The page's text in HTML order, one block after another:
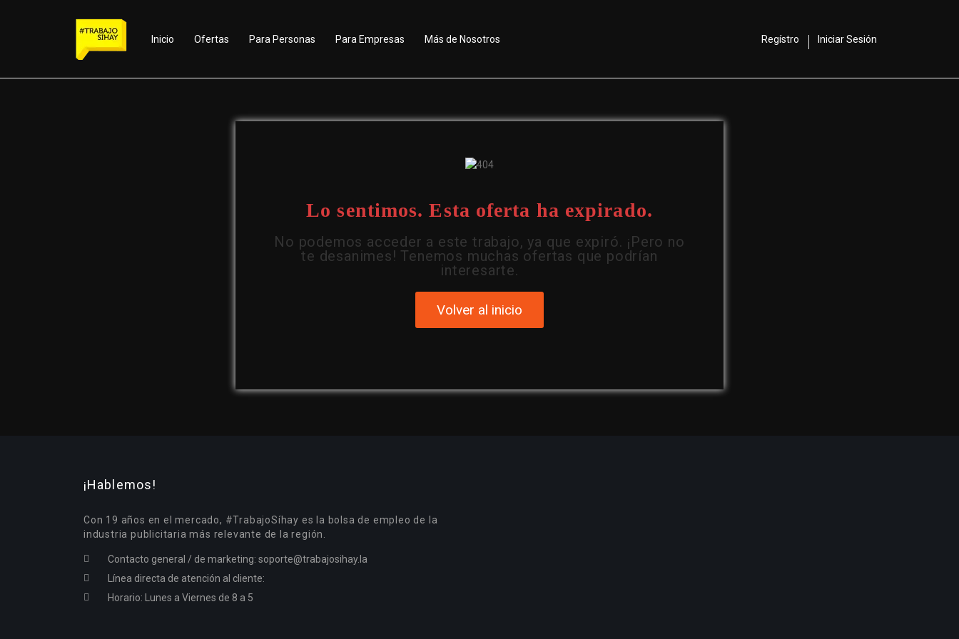
Inicio Ofertas Para Personas Para Empresas Más de Nosotros Regístro Iniciar Sesión
Lo sentimos. Esta oferta ha expirado.
No podemos acceder a este trabajo, ya que expiró. ¡Pero no
te desanimes! Tenemos muchas ofertas que podrían
interesarte.
Volver al inicio
¡Hablemos!
Con 19 años en el mercado, #TrabajoSíhay es la bolsa de empleo de la
industria publicitaria más relevante de la región.
Contacto general / de marketing: soporte@trabajosihay.la
Línea directa de atención al cliente:
Horario: Lunes a Viernes de 8 a 5